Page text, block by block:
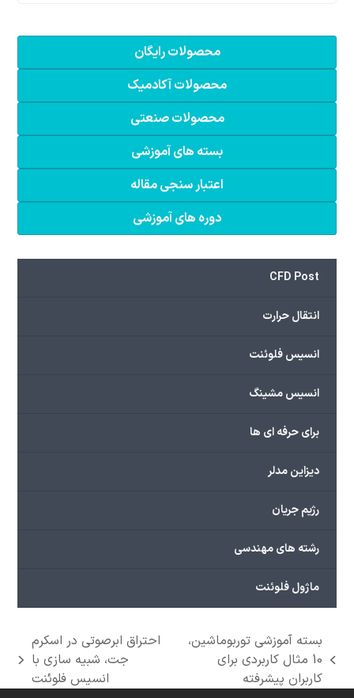
محصولات رایگان
محصولات آکادمیک
محصولات صنعتی
بسته های آموزشی
اعتبار سنجی مقاله
دوره های آموزشی
CFD Post
انتقال حرارت
انسیس فلوئنت
انسیس مشینگ
برای حرفه ای ها
دیزاین مدلر
رژیم جریان
رشته های مهندسی
ماژول فلوئنت
previous
post:
بسته آموزشی توربوماشین،
10 مثال کاربردی برای
کاربران پیشرفته
post:
احتراق ابرصوتی در اسکرم
جت، شبیه سازی با
انسیس فلوئنت